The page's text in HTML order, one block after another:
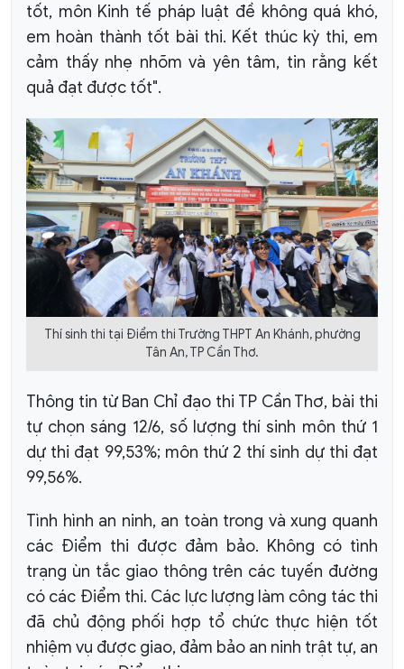
tốt, môn Kinh tế pháp luật đề không quá khó,
em hoàn thành tốt bài thi. Kết thúc kỳ thi, em
cảm thấy nhẹ nhõm và yên tâm, tin rằng kết
quả đạt được tốt".
Thí sinh thi tại Điểm thi Trường THPT An Khánh, phường
Tân An, TP Cần Thơ.
Thông tin từ Ban Chỉ đạo thi TP Cần Thơ, bài thi
tự chọn sáng 12/6, số lượng thí sinh môn thứ 1
dự thi đạt 99,53%; môn thứ 2 thí sinh dự thi đạt
99,56%.
Tình hình an ninh, an toàn trong và xung quanh
các Điểm thi được đảm bảo. Không có tình
trạng ùn tắc giao thông trên các tuyến đường
có các Điểm thi. Các lực lượng làm công tác thi
đã chủ động phối hợp tổ chức thực hiện tốt
nhiệm vụ được giao, đảm bảo an ninh trật tự, an